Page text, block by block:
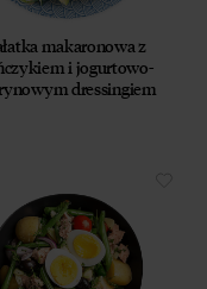
makaronowa z
i jogurtowo-
dressingiem